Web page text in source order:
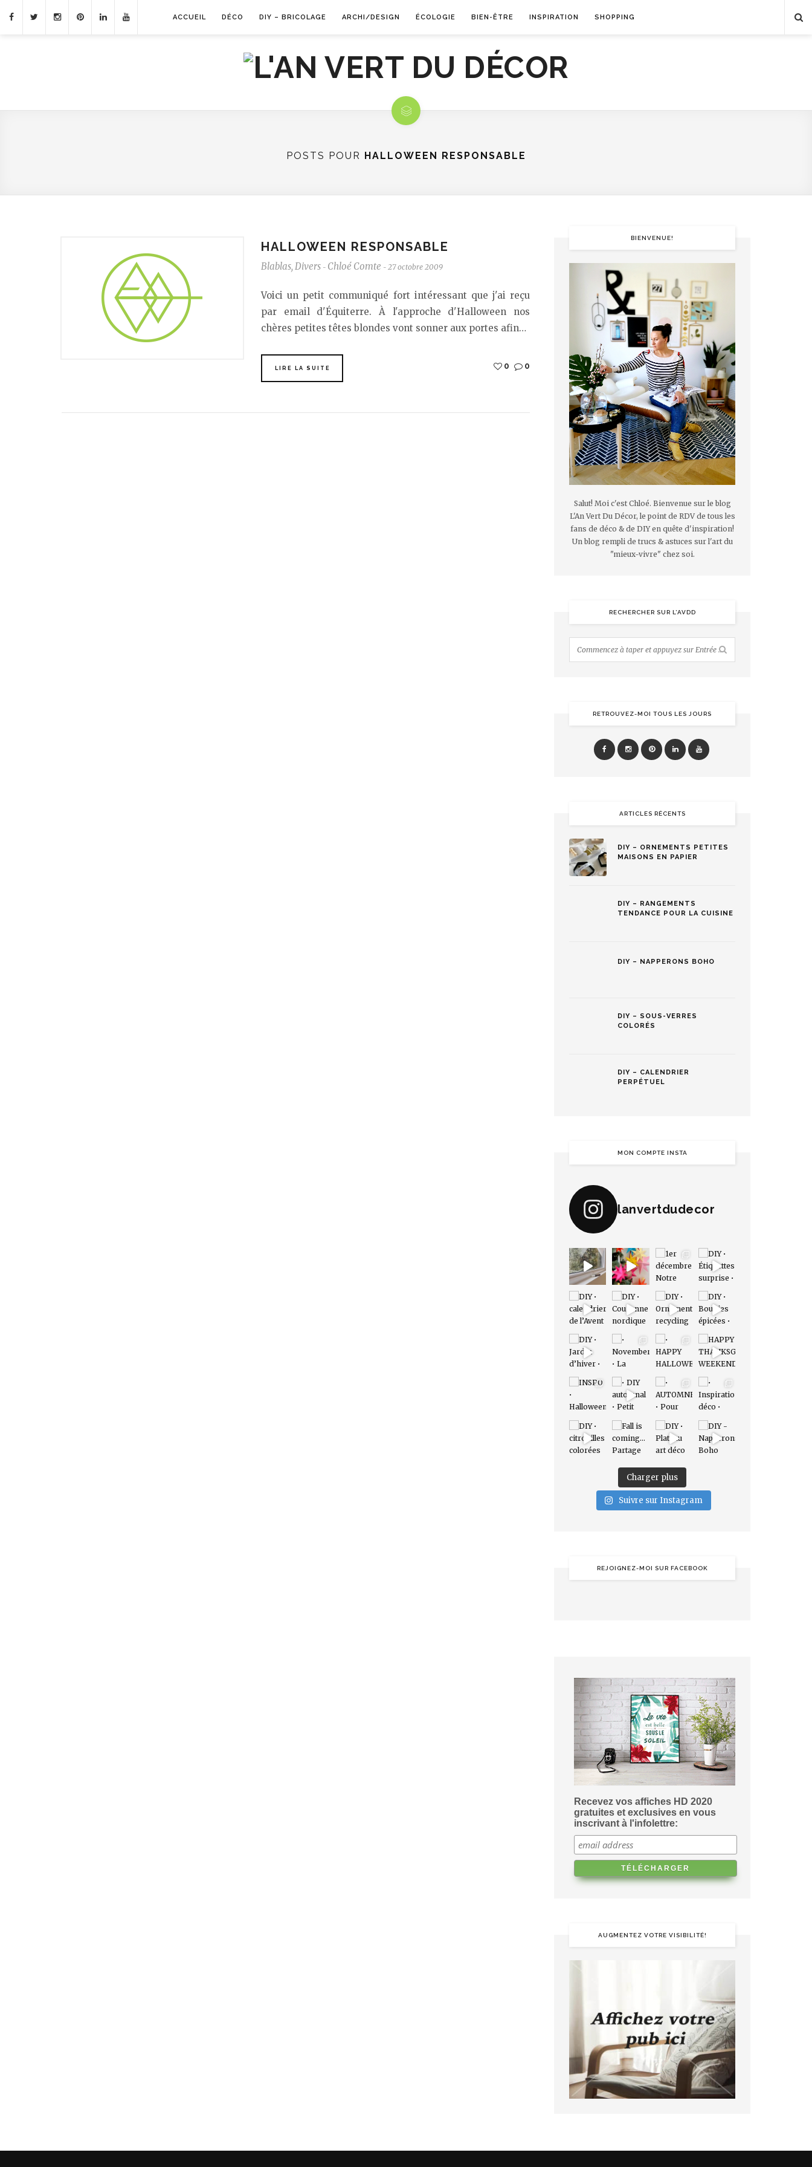
ACCUEIL DÉCO DIY – BRICOLAGE ARCHI/DESIGN ÉCOLOGIE BIEN-ÊTRE INSPIRATION SHOPPING
POSTS POUR HALLOWEEN RESPONSABLE
HALLOWEEN RESPONSABLE
Blablas, Divers - Chloé Comte - 27 octobre 2009
Voici un petit communiqué fort intéressant que j'ai reçu
par email d'Équiterre. À l'approche d'Halloween nos
chères petites têtes blondes vont sonner aux portes afin…
LIRE LA SUITE 0 0
BIENVENUE!
Salut! Moi c'est Chloé. Bienvenue sur le blog
L'An Vert Du Décor, le point de RDV de tous les
fans de déco & de DIY en quête d'inspiration!
Un blog rempli de trucs & astuces sur l'art du
"mieux-vivre" chez soi.
RECHERCHER SUR L’AVDD
RETROUVEZ-MOI TOUS LES JOURS
ARTICLES RÉCENTS
DIY – ORNEMENTS PETITES
MAISONS EN PAPIER
DIY – RANGEMENTS
TENDANCE POUR LA CUISINE
DIY – NAPPERONS BOHO
DIY – SOUS-VERRES
COLORÉS
DIY – CALENDRIER
PERPÉTUEL
MON COMPTE INSTA
lanvertdudecor
Charger plus
Suivre sur Instagram
REJOIGNEZ-MOI SUR FACEBOOK
Recevez vos affiches HD 2020
gratuites et exclusives en vous
inscrivant à l'infolettre:
AUGMENTEZ VOTRE VISIBILITÉ!